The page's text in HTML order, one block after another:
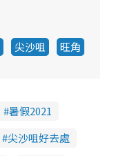
尖沙咀 旺角
暑假2021
尖沙咀好去處